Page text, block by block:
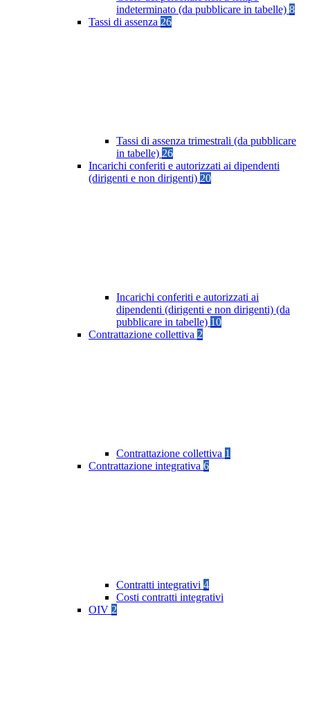
indeterminato (da pubblicare in tabelle) 8
Tassi di assenza 26
Tassi di assenza trimestrali (da pubblicare
in tabelle) 26
Incarichi conferiti e autorizzati ai dipendenti
(dirigenti e non dirigenti) 20
Incarichi conferiti e autorizzati ai
dipendenti (dirigenti e non dirigenti) (da
pubblicare in tabelle) 10
Contrattazione collettiva 2
Contrattazione collettiva 1
Contrattazione integrativa 6
Contratti integrativi 4
Costi contratti integrativi
OIV 2